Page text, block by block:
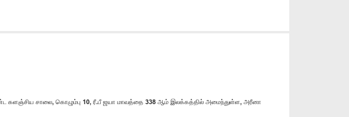
சாலை, கொழும்பு 10, ரீ.பீ ஜயா மாவத்தை 338 ஆம் இலக்கத்தில் அமைந்துள்ள, அரீனா